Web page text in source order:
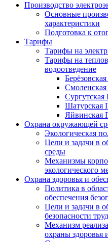
Производство
Основные
характеристики
Подготовка к
Тарифы
Тарифы на
Тарифы на
водоотведение
Шатурская
Яйвинская
Охрана окружающей
Экологическая
Цели и задачи в
среды
Механизмы
экологического
Охрана здоровья и
Политика в
обеспечения
Цели и задачи в
безопасности
Механизм
охраны здоровья